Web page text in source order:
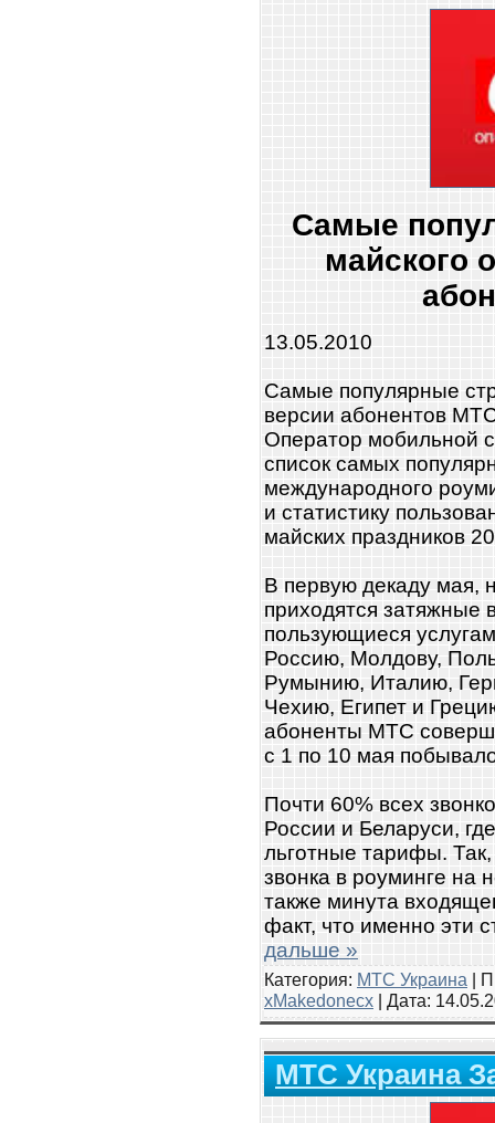
Самые
майского
13.05.2010
Самые популярные
версии абонентов
Оператор мобильной
список самых
международного
и статистику
майских праздников
В первую декаду мая,
приходятся затяжные
пользующиеся
Россию, Молдову,
Румынию, Италию,
Чехию, Египет и
абоненты МТС
с 1 по 10 мая
Почти 60% всех
России и Беларуси,
льготные тарифы.
звонка в роуминге на
также минута
факт, что именно эти
дальше »
Категория: МТС Украина |
xMakedonecx | Дата:
МТС Украина